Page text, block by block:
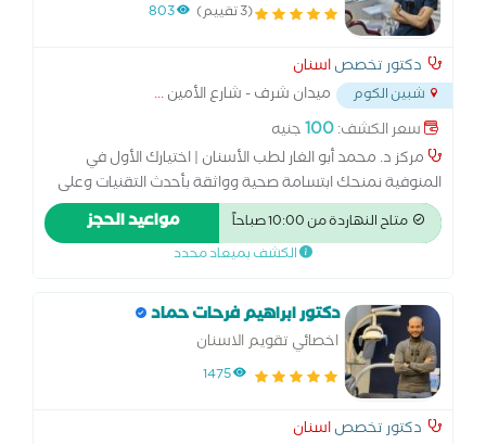
(3 تقييم) 803
دكتور تخصصاسنان
شبين الكوم ميدان شرف - شارع الأمين...
سعر الكشف:100جنيه
مركز د. محمد أبو الغار لطب الأسنان | اختيارك الأول في
المنوفية نمنحك ابتسامة صحية وواثقة بأحدث التقنيات وعلى
أيدي نخبة من الأطباء، مع تشخيص دقيق واهتمام براحة كل
مريض. زراعة الأسنان | تقويم | تجميل | علاج العصب | التركيبات
متاح النهاردة من 10:00 صباحاً مواعيد الحجز
الكشف بميعاد محدد
دكتور ابراهيم فرحات حماد
اخصائي تقويم الاسنان
1475
دكتور تخصصاسنان